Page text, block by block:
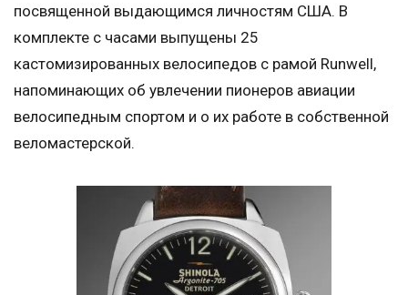
посвященной выдающимся личностям США. В
комплекте с часами выпущены 25
кастомизированных велосипедов с рамой Runwell,
напоминающих об увлечении пионеров авиации
велосипедным спортом и о их работе в собственной
веломастерской.